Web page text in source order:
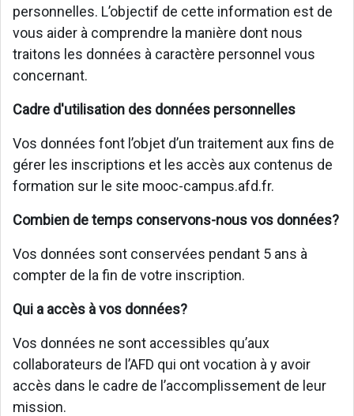
personnelles. L’objectif de cette information est de
vous aider à comprendre la manière dont nous
traitons les données à caractère personnel vous
concernant.
Cadre d'utilisation des données personnelles
Vos données font l’objet d’un traitement aux fins de
gérer les inscriptions et les accès aux contenus de
formation sur le site mooc-campus.afd.fr.
Combien de temps conservons-nous vos données?
Vos données sont conservées pendant 5 ans à
compter de la fin de votre inscription.
Qui a accès à vos données?
Vos données ne sont accessibles qu’aux
collaborateurs de l’AFD qui ont vocation à y avoir
accès dans le cadre de l’accomplissement de leur
mission.